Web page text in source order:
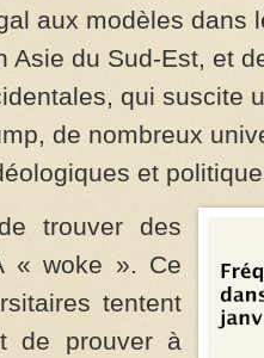
aux modèles
Asie du Sud-Est, et
qui suscite
de nombreux
et
trouver des
« woke ». Ce
tentent
de prouver à